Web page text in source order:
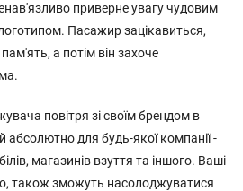
приверне увагу чудовим
Пасажир зацікавиться,
а потім він захоче
повітря зі своїм брендом в
абсолютно для будь-якої компанії -
магазинів взуття та іншого. Ваші
також зможуть насолоджуватися